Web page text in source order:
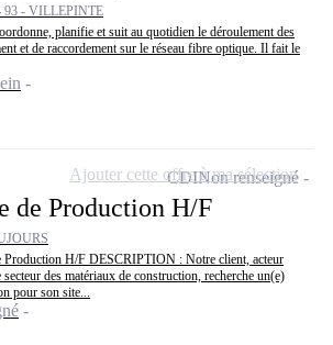
93 - VILLEPINTE
planifie et suit au quotidien le déroulement des
et de raccordement sur le réseau fibre optique. Il fait le
de Production H/F
Production H/F DESCRIPTION : Notre client, acteur
des matériaux de construction, recherche un(e)
pour son site...
CDINon renseigné
Ajouter cette offre à ma sélection